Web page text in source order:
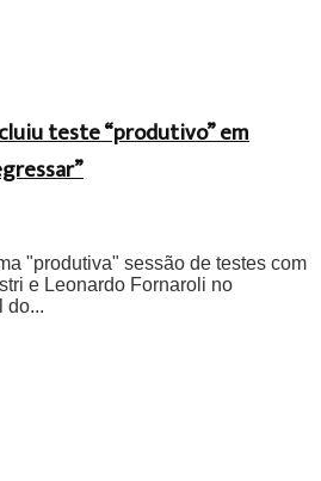
teste “produtivo” em
"produtiva" sessão de testes com
e Leonardo Fornaroli no
do...